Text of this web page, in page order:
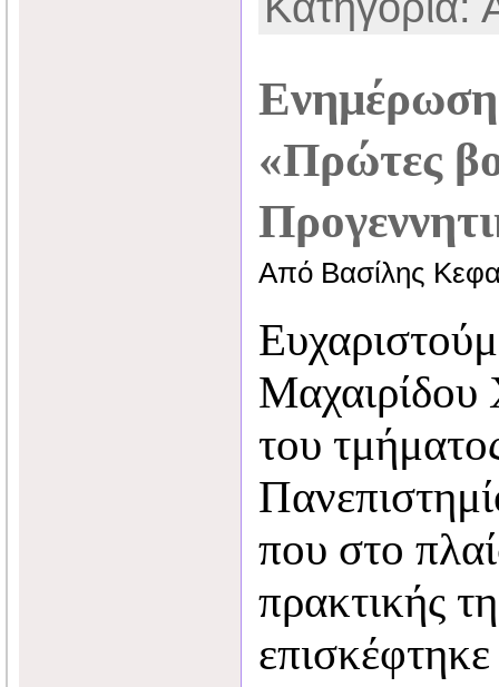
«Πρώτες
Από Βασίλης
Μαχαιρίδου
του
που στο
πρακτικής